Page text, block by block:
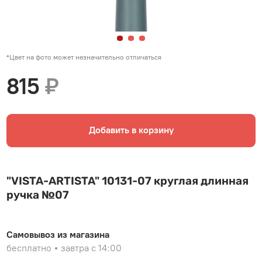
*Цвет на фото может незначительно отличаться
815₽
Добавить в корзину
"VISTA-ARTISTA" 10131-07 круглая длинная
ручка №07
Самовывоз из магазина
бесплатно
завтра с 14:00